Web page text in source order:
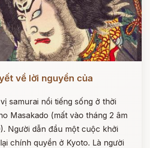
về lời nguyền của
samurai nổi tiếng sống ở thời
Masakado (mất vào tháng 2 âm
Người dẫn đầu một cuộc khởi
chính quyền ở Kyoto. Là người